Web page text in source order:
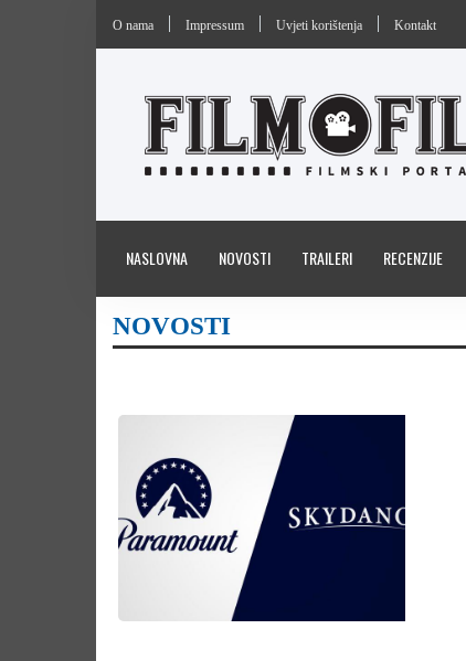
O nama Impressum Uvjeti korištenja Kontakt
NASLOVNA NOVOSTI TRAILERI RECENZIJE
NOVOSTI